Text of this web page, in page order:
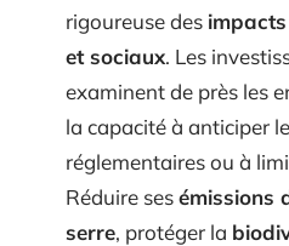
rigoureuse des
et sociaux. Les
examinent de près les
la capacité à anticiper
réglementaires ou à
Réduire sesémissions
serre, protéger la